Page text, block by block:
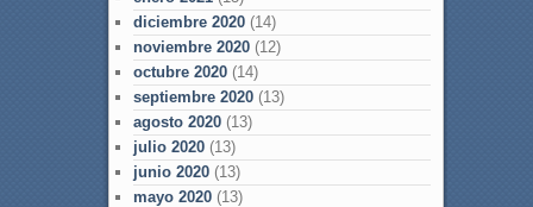
diciembre 2020(14)
noviembre 2020(12)
octubre 2020(14)
septiembre 2020(13)
agosto 2020(13)
julio 2020(13)
junio 2020(13)
mayo 2020(13)